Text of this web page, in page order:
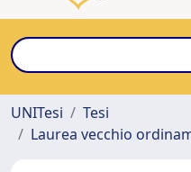
UNITesi
Tesi
Laurea vecchio